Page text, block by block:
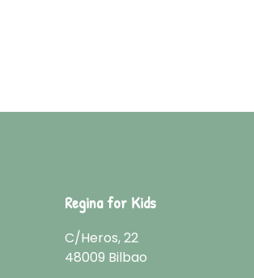
Regina for Kids
C/Heros, 22
48009 Bilbao